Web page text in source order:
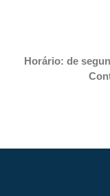
Horário: de